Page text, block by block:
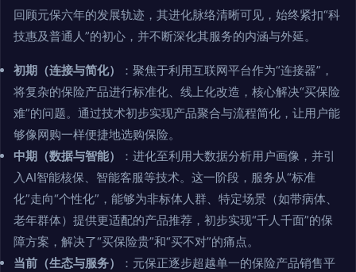
回顾元保六年的发展轨迹，其进化脉络清晰可见，始终紧扣“科
技惠及普通人”的初心，并不断深化其服务的内涵与外延。
初期（连接与简化）
：聚焦于利用互联网平台作为“连接器”，
将复杂的保险产品进行标准化、线上化改造，核心解决“买保险
难”的问题。通过技术初步实现产品聚合与流程简化，让用户能
够像网购一样便捷地选购保险。
中期（数据与智能）
：进化至利用大数据分析用户画像，并引
入AI智能核保、智能客服等技术。这一阶段，服务从“标准
化”走向“个性化”，能够为非标体人群、特定场景（如带病体、
老年群体）提供更适配的产品推荐，初步实现“千人千面”的保
障方案，解决了“买保险贵”和“买不对”的痛点。
当前（生态与服务）
：元保正逐步超越单一的保险产品销售平